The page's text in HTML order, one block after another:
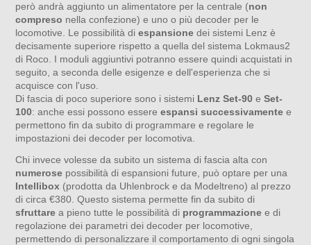
però andrà aggiunto un alimentatore per la centrale (non
compreso nella confezione) e uno o più decoder per le
locomotive. Le possibilità di espansione dei sistemi Lenz è
decisamente superiore rispetto a quella del sistema Lokmaus2
di Roco. I moduli aggiuntivi potranno essere quindi acquistati in
seguito, a seconda delle esigenze e dell'esperienza che si
acquisce con l'uso.
Di fascia di poco superiore sono i sistemi Lenz Set-90 e Set-
100: anche essi possono essere espansi successivamente e
permettono fin da subito di programmare e regolare le
impostazioni dei decoder per locomotiva.
Chi invece volesse da subito un sistema di fascia alta con
numerose possibilità di espansioni future, può optare per una
Intellibox (prodotta da Uhlenbrock e da Modeltreno) al prezzo
di circa €380. Questo sistema permette fin da subito di
sfruttare a pieno tutte le possibilità di programmazione e di
regolazione dei parametri dei decoder per locomotive,
permettendo di personalizzare il comportamento di ogni singola